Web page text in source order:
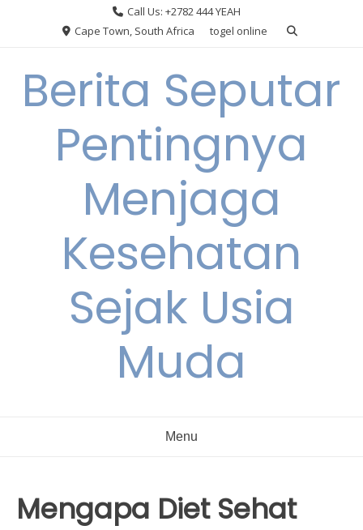
Call Us: +2782 444 YEAH
Cape Town, South Africa
togel online
Berita Seputar
Pentingnya
Menjaga
Kesehatan
Sejak Usia
Muda
Menu
Mengapa Diet Sehat